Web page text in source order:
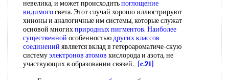
невелика, и может происходитьпоглощение
видимогосвета. Этот случай хорошо иллюстрируют
хиноны и аналогичные им системы, которые служат
основой многихприродных пигментов. Наиболее
существенной особенностьюдругих классов
соединений является вклад в гетероароматиче-скую
системуэлектронов атомов кислорода и азота, не
участвующих в образовании связей.
[c.21]